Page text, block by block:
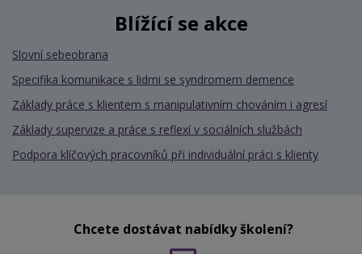
Blížící se akce
Slovní sebeobrana
Specifika komunikace s lidmi se syndromem demence
Základy práce s klientem s manipulativním chováním i agresí
Základy supervize a práce s reflexí v sociálních službách
Podpora klíčových pracovníků při individuální práci s klienty
Chcete dostávat nabídky školení?